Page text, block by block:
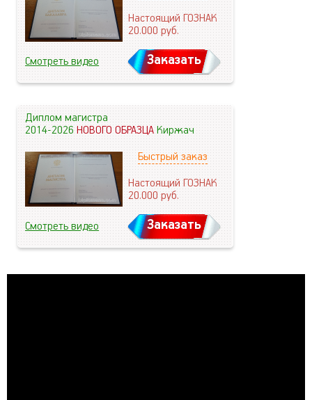
Настоящий ГОЗНАК
20.000руб.
Смотреть видео Заказать
Диплом магистра
2014-2026НОВОГО ОБРАЗЦАКиржач
Быстрый заказ
Настоящий ГОЗНАК
20.000руб.
Смотреть видео Заказать